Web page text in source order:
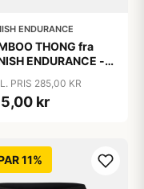
ENDURANCE
THONG fra
ENDURANCE -
PRIS 285,00 KR
kr
11%